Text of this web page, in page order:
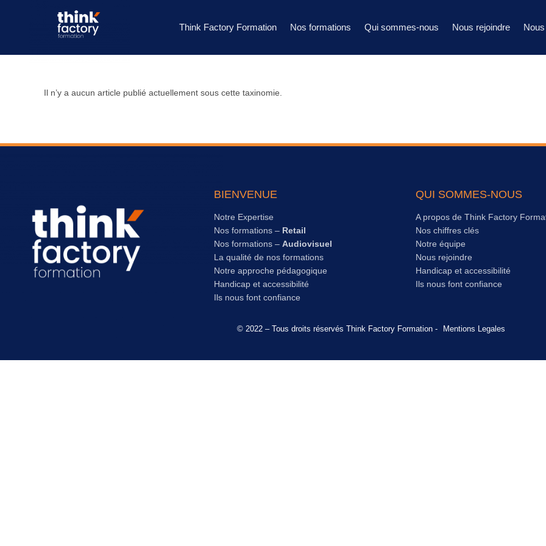
Think Factory Formation Nos formations Qui sommes-nous Nous rejoindre
Il n’y a aucun article publié actuellement sous cette taxinomie.
BIENVENUE
Notre Expertise
Nos formations – Retail
Nos formations – Audiovisuel
La qualité de nos formations
Notre approche pédagogique
Handicap et accessibilité
Ils nous font confiance
QUI SOMMES-NOUS
A propos de Think Factory
Nos chiffres clés
Notre équipe
Nous rejoindre
Handicap et accessibilité
Ils nous font confiance
© 2022 – Tous droits réservés Think Factory Formation - Mentions Legales